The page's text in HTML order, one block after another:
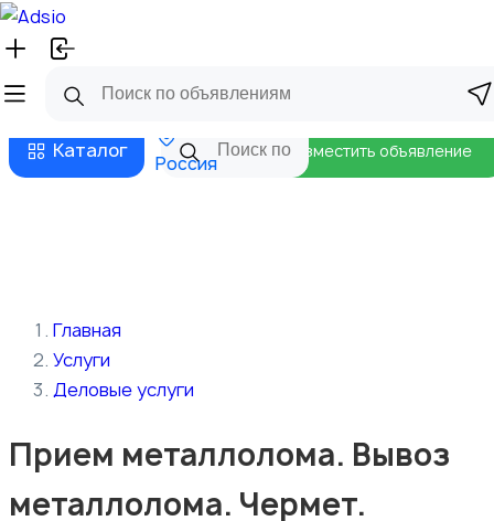
Русский
Бизнес тарифы
Каталог
Россия
Разместить объявление
Главная
Услуги
Деловые услуги
Прием металлолома. Вывоз
металлолома. Чермет.